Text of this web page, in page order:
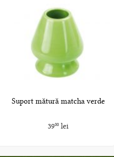
Suport mătură matcha verde
3900lei